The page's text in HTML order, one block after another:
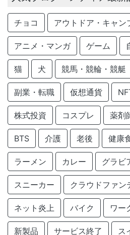
チョコ アウトドア・キャン
アニメ・マンガ ゲーム
猫 犬 競馬・競輪・競艇
副業・転職 仮想通貨
株式投資 コスプレ 薬剤
BTS 介護 老後 健康
ラーメン カレー グラビ
スニーカー クラウドファン
ネット炎上 バイク ワー
新製品 サービス終了 ス